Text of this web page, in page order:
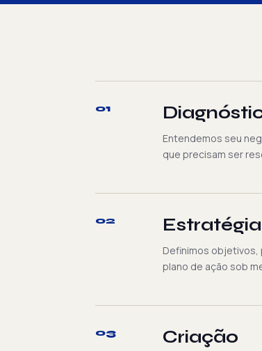
01
Entendemos seu
que precisam ser
02 Estratégia
Definimos objetivos,
plano de ação sob
03 Criação